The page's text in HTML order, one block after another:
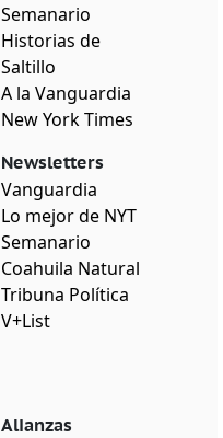
Semanario
Historias de
Saltillo
A la Vanguardia
New York Times
Newsletters
Vanguardia
Lo mejor de NYT
Semanario
Coahuila Natural
Tribuna Política
V+List
Alianzas